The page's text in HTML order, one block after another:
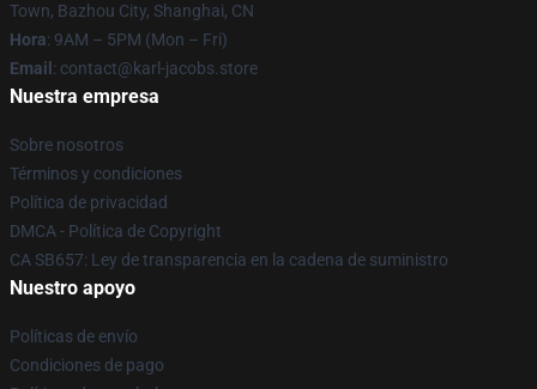
Town, Bazhou City, Shanghai, CN
Hora: 9AM – 5PM (Mon – Fri)
Email : contact@karl-jacobs.store
Nuestra empresa
Sobre nosotros
Términos y condiciones
Política de privacidad
DMCA - Política de Copyright
CA SB657: Ley de transparencia en la cadena de suministro
Nuestro apoyo
Políticas de envío
Condiciones de pago